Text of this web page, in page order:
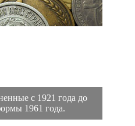
с 1921 года до
1961 года.